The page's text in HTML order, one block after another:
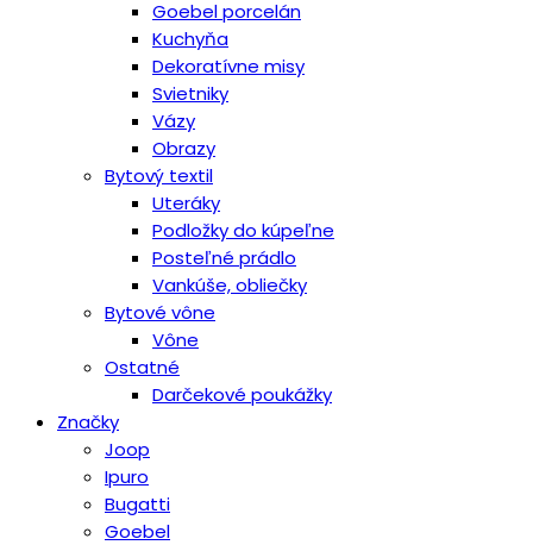
Goebel porcelán
Kuchyňa
Dekoratívne misy
Svietniky
Vázy
Obrazy
Bytový textil
Uteráky
Podložky do kúpeľne
Posteľné prádlo
Vankúše, obliečky
Bytové vône
Vône
Ostatné
Darčekové poukážky
Značky
Joop
Ipuro
Bugatti
Goebel